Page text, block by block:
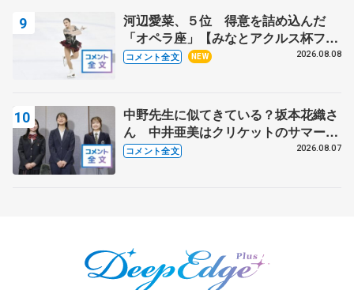
河辺愛菜、５位 得意を詰め込んだ
「オペラ座」【みなとアクルス杯フリ
ー】
コメント全文 NEW 2026.08.08
中野先生に似てきている？坂本花織さ
ん 中井亜美はクリケットのサマーキ
ャンプに 島田麻央はたくさん試合に
コメント全文 2026.08.07